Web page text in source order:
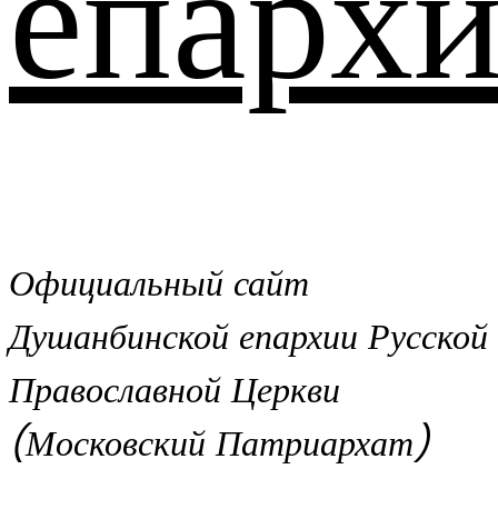
Официальный сайт
Душанбинской епархии Русской
Православной Церкви
(Московский Патриархат)